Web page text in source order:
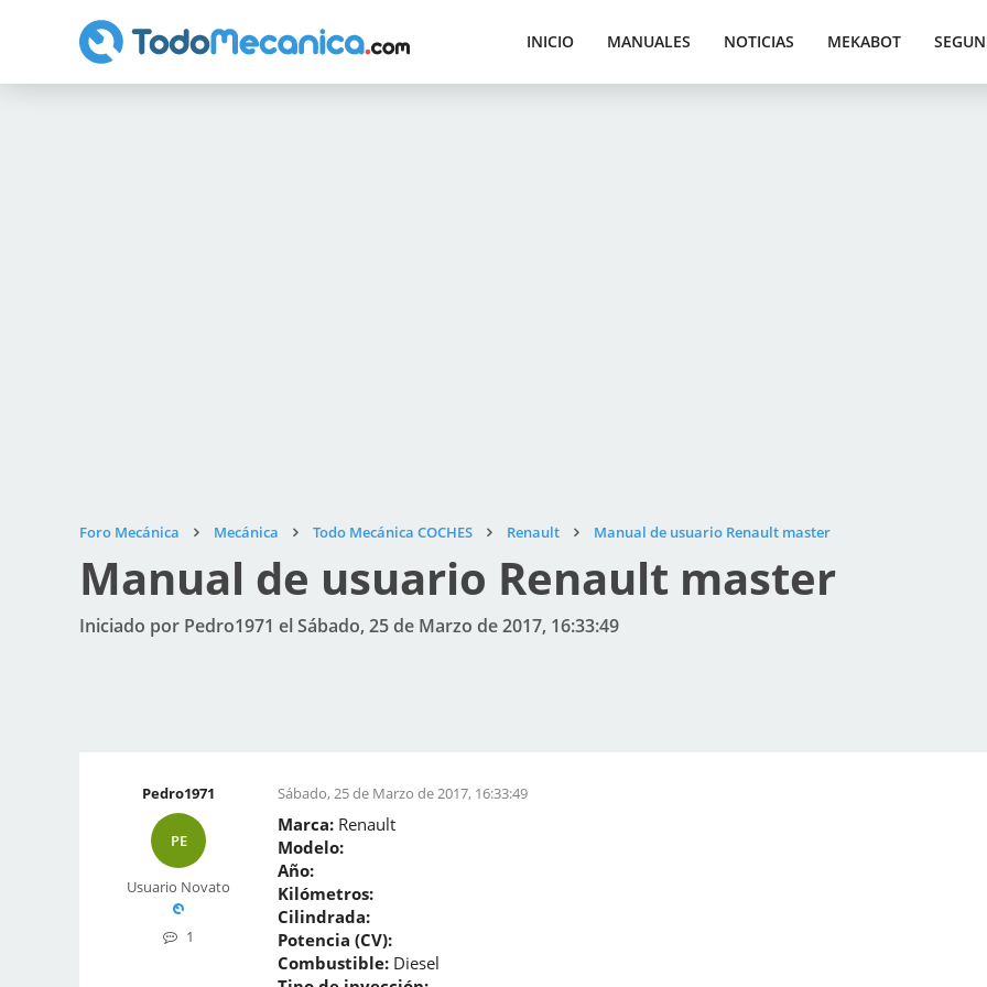
INICIO MANUALES NOTICIAS MEKABOT
Foro Mecánica Mecánica Todo Mecánica COCHES Renault Manual de usuario Renault master
Manual de usuario Renault master
Iniciado por Pedro1971 el Sábado, 25 de Marzo de 2017, 16:33:49
Pedro1971
PE
Usuario Novato
1
Sábado, 25 de Marzo de 2017, 16:33:49
Marca: Renault
Modelo:
Año:
Kilómetros:
Cilindrada:
Potencia (CV):
Combustible: Diesel